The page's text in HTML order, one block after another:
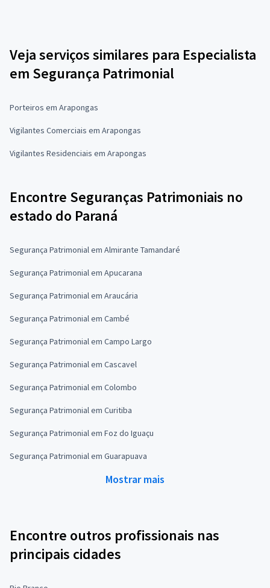
Veja serviços similares para Especialista
em Segurança Patrimonial
Porteiros em Arapongas
Vigilantes Comerciais em Arapongas
Vigilantes Residenciais em Arapongas
Encontre Seguranças Patrimoniais no
estado do Paraná
Segurança Patrimonial em Almirante Tamandaré
Segurança Patrimonial em Apucarana
Segurança Patrimonial em Araucária
Segurança Patrimonial em Cambé
Segurança Patrimonial em Campo Largo
Segurança Patrimonial em Cascavel
Segurança Patrimonial em Colombo
Segurança Patrimonial em Curitiba
Segurança Patrimonial em Foz do Iguaçu
Segurança Patrimonial em Guarapuava
Mostrar mais
Encontre outros profissionais nas
principais cidades